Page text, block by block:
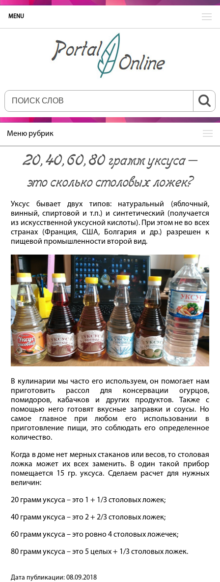
MENU
Меню рубрик
20, 40, 60, 80 грамм уксуса –
это сколько столовых ложек?
Уксус бывает двух типов: натуральный (яблочный,
винный, спиртовой и т.п.) и синтетический (получается
из искусственной уксусной кислоты). При этом не во всех
странах (Франция, США, Болгария и др.) разрешен к
пищевой промышленности второй вид.
В кулинарии мы часто его используем, он помогает нам
приготовить рассол для консервации огурцов,
помидоров, кабачков и других продуктов. Также с
помощью него готовят вкусные заправки и соусы. Но
самое главное при любом его использовании в
приготовление пищи, это соблюдать его определенное
количество.
Когда в доме нет мерных стаканов или весов, то столовая
ложка может их всех заменить. В один такой прибор
помещается 15 гр. уксуса. Сделаем расчет для нужных
величин:
20 грамм уксуса – это 1 + 1/3 столовых ложек;
40 грамм уксуса – это 2 + 2/3 столовых ложек;
60 грамм уксуса – это ровно 4 столовых ложечек;
80 грамм уксуса – это 5 целых + 1/3 столовых ложек.
Дата публикации:08.09.2018